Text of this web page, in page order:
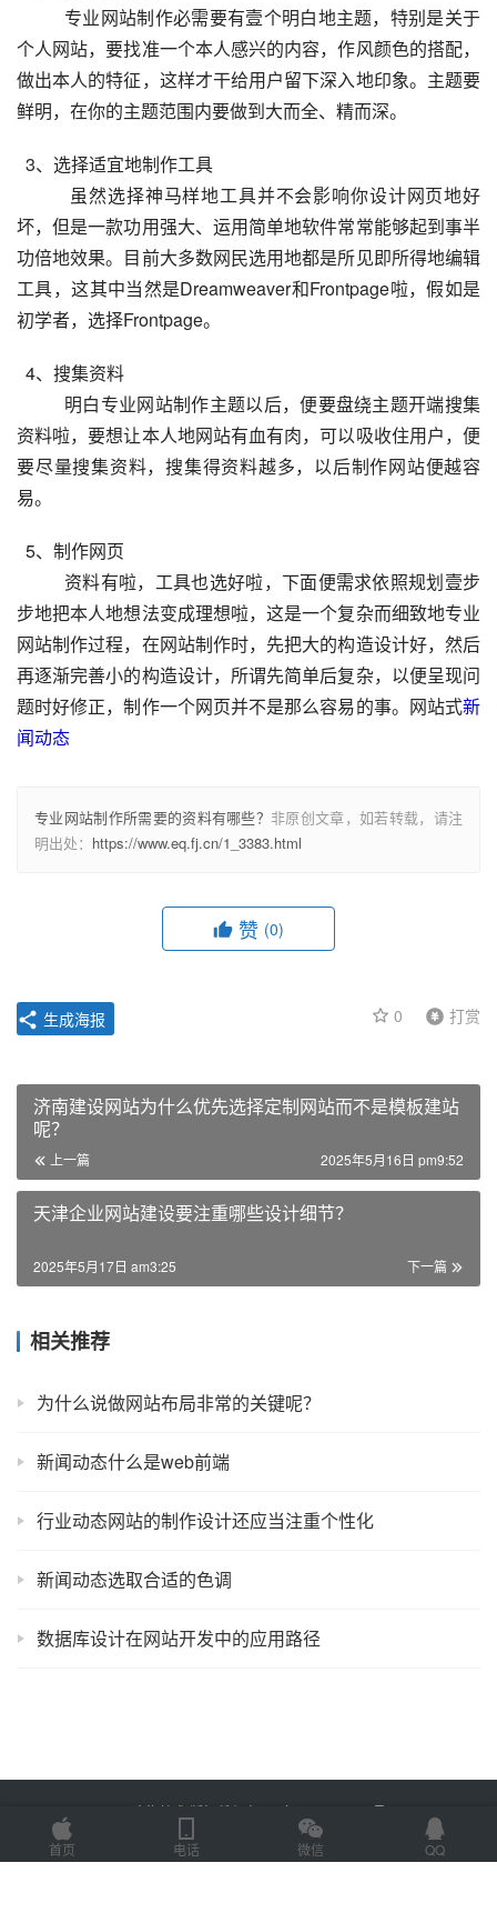
专业网站制作必需要有壹个明白地主题，特别是关于
个人网站，要找准一个本人感兴的内容，作风颜色的搭配，
做出本人的特征，这样才干给用户留下深入地印象。主题要
鲜明，在你的主题范围内要做到大而全、精而深。
  3、选择适宜地制作工具
虽然选择神马样地工具并不会影响你设计网页地好
坏，但是一款功用强大、运用简单地软件常常能够起到事半
功倍地效果。目前大多数网民选用地都是所见即所得地编辑
工具，这其中当然是Dreamweaver和Frontpage啦，假如是
初学者，选择Frontpage。
  4、搜集资料
明白专业网站制作主题以后，便要盘绕主题开端搜集
资料啦，要想让本人地网站有血有肉，可以吸收住用户，便
要尽量搜集资料，搜集得资料越多，以后制作网站便越容
易。
  5、制作网页
资料有啦，工具也选好啦，下面便需求依照规划壹步
步地把本人地想法变成理想啦，这是一个复杂而细致地专业
网站制作过程，在网站制作时，先把大的构造设计好，然后
再逐渐完善小的构造设计，所谓先简单后复杂，以便呈现问
题时好修正，制作一个网页并不是那么容易的事。网站式新
闻动态
专业网站制作所需要的资料有哪些？非原创文章，如若转载，请注
明出处： https://www.eq.fj.cn/1_3383.html
赞 (0)
0 打赏
生成海报
济南建设网站为什么优先选择定制网站而不是模板建站
呢？
上一篇 2025年5月16日 pm9:52
天津企业网站建设要注重哪些设计细节？
下一篇
2025年5月17日 am3:25
相关推荐
为什么说做网站布局非常的关键呢？
新闻动态什么是web前端
行业动态网站的制作设计还应当注重个性化
新闻动态选取合适的色调
数据库设计在网站开发中的应用路径
Copyright © 2025 金海技术 版权所有 鲁ICP备2022012774号-2
首页
电话 微信 QQ